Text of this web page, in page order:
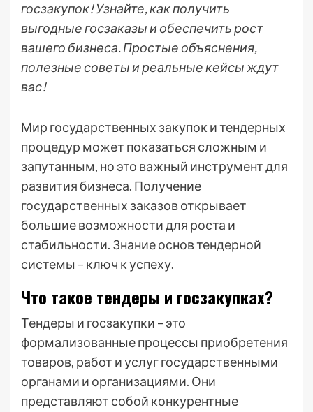
госзакупок! Узнайте, как получить
выгодные госзаказы и обеспечить рост
вашего бизнеса. Простые объяснения,
полезные советы и реальные кейсы ждут
вас!
Мир государственных закупок и тендерных
процедур может показаться сложным и
запутанным, но это важный инструмент для
развития бизнеса. Получение
государственных заказов открывает
большие возможности для роста и
стабильности. Знание основ тендерной
системы – ключ к успеху.
Что такое тендеры и госзакупках?
Тендеры и госзакупки – это
формализованные процессы приобретения
товаров, работ и услуг государственными
органами и организациями. Они
представляют собой конкурентные